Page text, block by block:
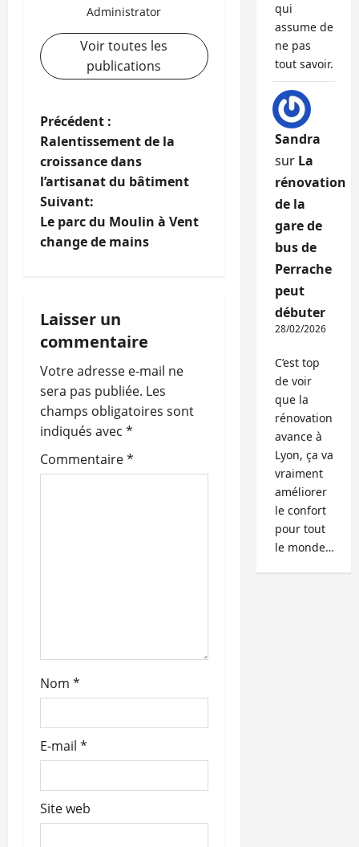
Administrator
Voir toutes les
publications
N
a
v
i
t
i
o
n
d
c
l
e
Précédent :
Ralentissement de la
croissance dans
l’artisanat du bâtiment
Suivant:
Le parc du Moulin à Vent
change de mains
Laisser un
commentaire
Votre adresse e-mail ne
sera pas publiée. Les
champs obligatoires sont
indiqués avec *
Commentaire*
Nom *
E-mail *
Site web
qui
assume de
ne pas
tout savoir.
Sandra
sur La
rénovation
de la
gare de
bus de
Perrache
peut
débuter
28/02/2026
C’est top
de voir
que la
rénovation
avance à
Lyon, ça va
vraiment
améliorer
le confort
pour tout
le monde…